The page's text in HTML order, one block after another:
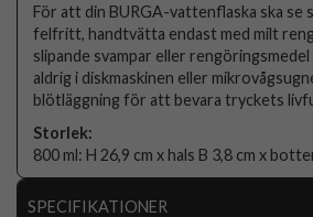
För att din BURGA-vattenflaska ska se
felfritt, handtvätta endast med milt
slipande svampar eller
aldrig i diskmaskinen eller
blötläggning för att bevara tryckets
Storlek:
800 ml: H 26,9 cm x hals B 3,8 cm x
SPECIFIKATIONER